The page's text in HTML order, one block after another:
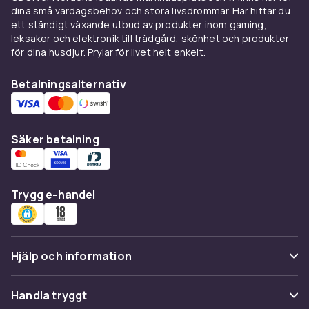
serieform,Serietidningarför snabb och rolig
läsning, samtRoliga böcker på engelska om du
föredrar att läsa på engelska. Tillsammans ger
humorlitteraturen, oavsett om du vill skratta
högt eller bara småle för dig själv.
dina små vardagsbehov och stora livsdrömmar. Här hittar du
ett ständigt växande utbud av produkter inom gaming,
leksaker och elektronik till trädgård, skönhet och produkter
för dina husdjur. Prylar för livet helt enkelt.
Betalningsalternativ
Säker betalning
Trygg e-handel
Hjälp och information
Vanliga frågor
Handla tryggt